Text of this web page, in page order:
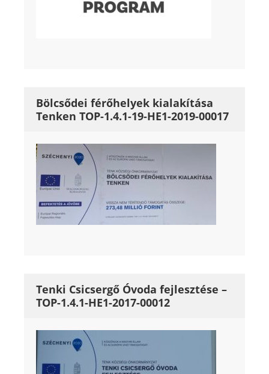
Bölcsődei férőhelyek kialakítása
Tenken TOP-1.4.1-19-HE1-2019-00017
Tenki Csicsergő Óvoda fejlesztése –
TOP-1.4.1-HE1-2017-00012